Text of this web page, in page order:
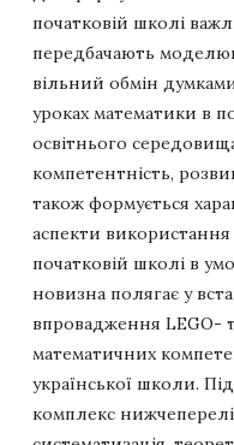
початковій школі
передбачають
вільний обмін
уроках математики в
освітнього
компетентність,
також формується
аспекти
початковій школі в
новизна полягає у
впровадження LEGO-
математичних
української школи.
комплекс